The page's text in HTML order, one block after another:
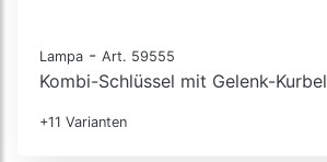
Lampa - Art. 59555
Kombi-Schlüssel mit Gelenk-Kurbel
+11 Varianten